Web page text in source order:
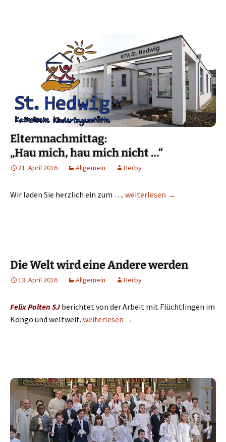
Elternnachmittag:
„Hau mich, hau mich nicht …“
21. April 2016 Allgemein Herby
Wir laden Sie herzlich ein zum …. Elternnachmittag: „Hau
weiterlesen →
Die Welt wird eine Andere werden
13. April 2016 Allgemein Herby
Felix Polten SJ berichtet von der Arbeit mit Flüchtlingen im
Kongo und weltweit. Die Welt wird eine Andere werden
weiterlesen →